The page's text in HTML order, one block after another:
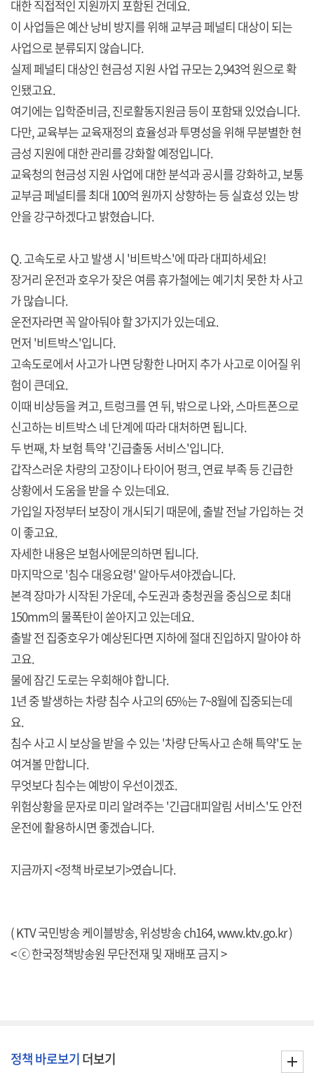
대한 직접적인 지원까지 포함된 건데요.
이 사업들은 예산 낭비 방지를 위해 교부금 페널티 대상이 되는
사업으로 분류되지 않습니다.
실제 페널티 대상인 현금성 지원 사업 규모는 2,943억 원으로 확
인됐고요.
여기에는 입학준비금, 진로활동지원금 등이 포함돼 있었습니다.
다만, 교육부는 교육재정의 효율성과 투명성을 위해 무분별한 현
금성 지원에 대한 관리를 강화할 예정입니다.
교육청의 현금성 지원 사업에 대한 분석과 공시를 강화하고, 보통
교부금 페널티를 최대 100억 원까지 상향하는 등 실효성 있는 방
안을 강구하겠다고 밝혔습니다.
Q. 고속도로 사고 발생 시 '비트박스'에 따라 대피하세요!
장거리 운전과 호우가 잦은 여름 휴가철에는 예기치 못한 차 사고
가 많습니다.
운전자라면 꼭 알아둬야 할 3가지가 있는데요.
먼저 '비트박스'입니다.
고속도로에서 사고가 나면 당황한 나머지 추가 사고로 이어질 위
험이 큰데요.
이때 비상등을 켜고, 트렁크를 연 뒤, 밖으로 나와, 스마트폰으로
신고하는 비트박스 네 단계에 따라 대처하면 됩니다.
두 번째, 차 보험 특약 '긴급출동 서비스'입니다.
갑작스러운 차량의 고장이나 타이어 펑크, 연료 부족 등 긴급한
상황에서 도움을 받을 수 있는데요.
가입일 자정부터 보장이 개시되기 때문에, 출발 전날 가입하는 것
이 좋고요.
자세한 내용은 보험사에문의하면 됩니다.
마지막으로 '침수 대응요령' 알아두셔야겠습니다.
본격 장마가 시작된 가운데, 수도권과 충청권을 중심으로 최대
150mm의 물폭탄이 쏟아지고 있는데요.
출발 전 집중호우가 예상된다면 지하에 절대 진입하지 말아야 하
고요.
물에 잠긴 도로는 우회해야 합니다.
1년 중 발생하는 차량 침수 사고의 65%는 7~8월에 집중되는데
요.
침수 사고 시 보상을 받을 수 있는 '차량 단독사고 손해 특약'도 눈
여겨볼 만합니다.
무엇보다 침수는 예방이 우선이겠죠.
위험상황을 문자로 미리 알려주는 '긴급대피알림 서비스'도 안전
운전에 활용하시면 좋겠습니다.
지금까지 <정책 바로보기>였습니다.
( KTV 국민방송 케이블방송, 위성방송 ch164,www.ktv.go.kr)
< ⓒ 한국정책방송원 무단전재 및 재배포 금지 >
정책 바로보기더보기